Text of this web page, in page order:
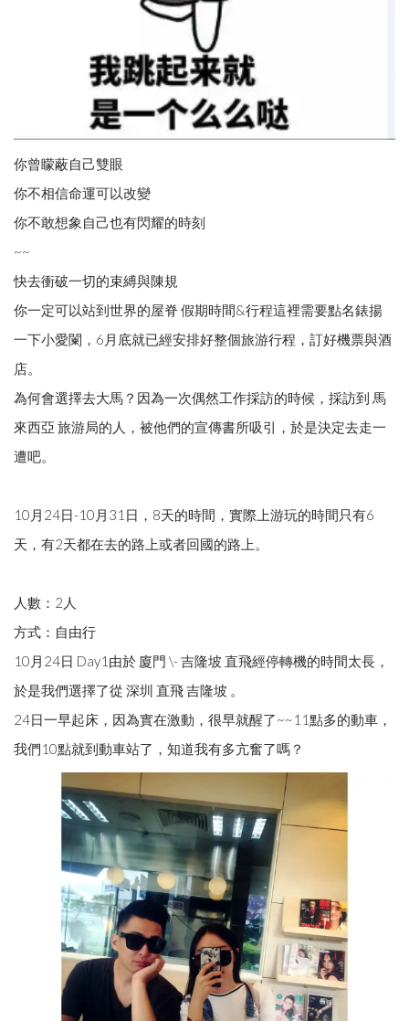
你曾矇蔽自己雙眼
你不相信命運可以改變
你不敢想象自己也有閃耀的時刻
~~
快去衝破一切的束縛與陳規
你一定可以站到世界的屋脊 假期時間&行程這裡需要點名錶揚
一下小愛闌，6月底就已經安排好整個旅游行程，訂好機票與酒
店。
為何會選擇去大馬？因為一次偶然工作採訪的時候，採訪到 馬
來西亞 旅游局的人，被他們的宣傳書所吸引，於是決定去走一
遭吧。
10月24日-10月31日，8天的時間，實際上游玩的時間只有6
天，有2天都在去的路上或者回國的路上。
人數：2人
方式：自由行
10月24日 Day1由於 廈門 \- 吉隆坡 直飛經停轉機的時間太長，
於是我們選擇了從 深圳 直飛 吉隆坡 。
24日一早起床，因為實在激動，很早就醒了~~11點多的動車，
我們10點就到動車站了，知道我有多亢奮了嗎？